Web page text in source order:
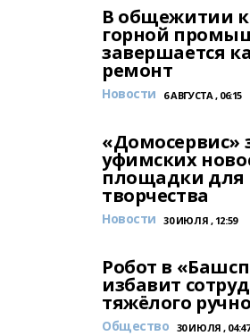
В общежитии
горной
завершается
ремонт
Новости 6 АВГУСТА , 06:15
«Домосервис»
уфимских
площадки для
творчества
Новости 30 ИЮЛЯ , 12:59
Робот в
избавит
тяжёлого
Общество 30 ИЮЛЯ , 04:47